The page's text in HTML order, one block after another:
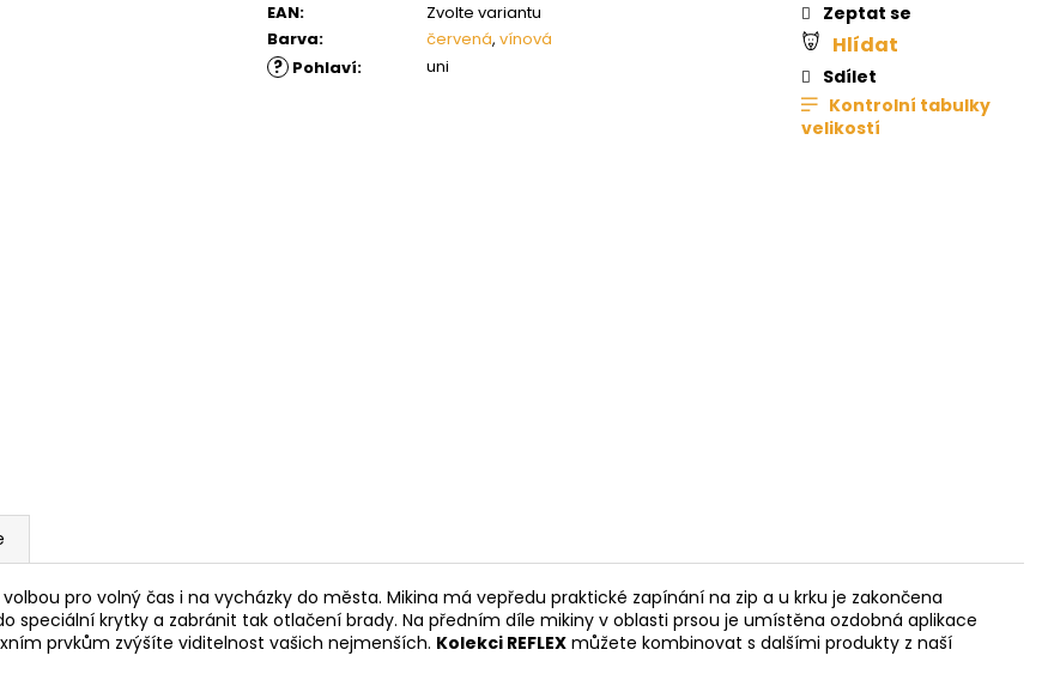
EAN:
Zvolte variantu
Barva: červená, vínová
? Pohlaví: uni
Zeptat se
Hlídat
Sdílet
Kontrolní tabulky
velikostí
pro volný čas i na vycházky do města. Mikina má vepředu praktické zapínání na zip a u krku je zakončena
speciální krytky a zabránit tak otlačení brady. Na předním díle mikiny v oblasti prsou je umístěna ozdobná aplikace
prvkům zvýšíte viditelnost vašich nejmenších. Kolekci REFLEX můžete kombinovat s dalšími produkty z naší